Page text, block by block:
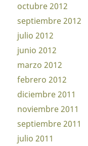
octubre 2012
septiembre 2012
julio 2012
junio 2012
marzo 2012
febrero 2012
diciembre 2011
noviembre 2011
septiembre 2011
julio 2011